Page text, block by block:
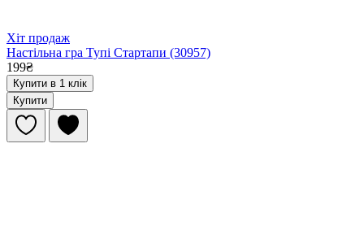
Хіт продаж
Настільна гра Тупі Стартапи (30957)
199₴
Купити в 1 клік
Купити